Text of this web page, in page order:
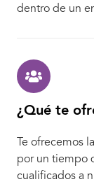
dentro de un
¿Qué te
Te ofrecemos
por un tiempo
cualificados a